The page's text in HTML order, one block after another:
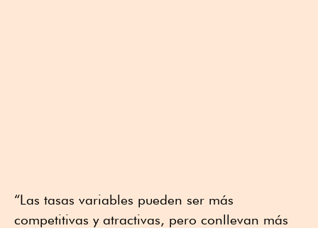
“Las tasas variables pueden ser más
competitivas y atractivas, pero conllevan más